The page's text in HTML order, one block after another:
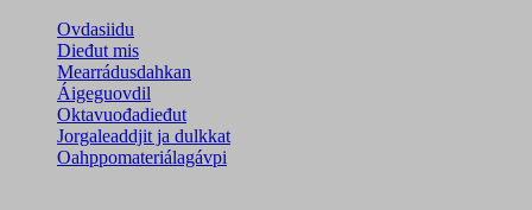
Ovdasiidu
Dieđut mis
Mearrádusdahkan
Áigeguovdil
Oktavuođadieđut
Jorgaleaddjit ja dulkkat
Oahppomateriálagávpi